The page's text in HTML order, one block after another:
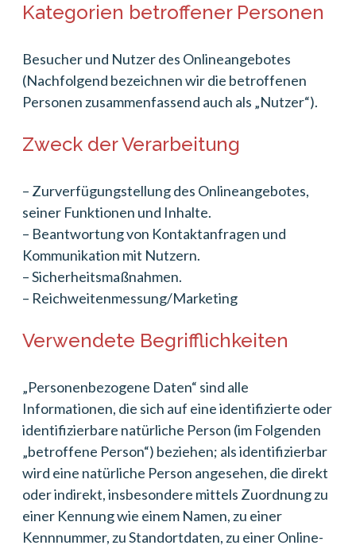
Kategorien betroffener Personen
Besucher und Nutzer des Onlineangebotes
(Nachfolgend bezeichnen wir die betroffenen
Personen zusammenfassend auch als „Nutzer“).
Zweck der Verarbeitung
– Zurverfügungstellung des Onlineangebotes,
seiner Funktionen und Inhalte.
– Beantwortung von Kontaktanfragen und
Kommunikation mit Nutzern.
– Sicherheitsmaßnahmen.
– Reichweitenmessung/Marketing
Verwendete Begrifflichkeiten
„Personenbezogene Daten“ sind alle
Informationen, die sich auf eine identifizierte oder
identifizierbare natürliche Person (im Folgenden
„betroffene Person“) beziehen; als identifizierbar
wird eine natürliche Person angesehen, die direkt
oder indirekt, insbesondere mittels Zuordnung zu
einer Kennung wie einem Namen, zu einer
Kennnummer, zu Standortdaten, zu einer Online-